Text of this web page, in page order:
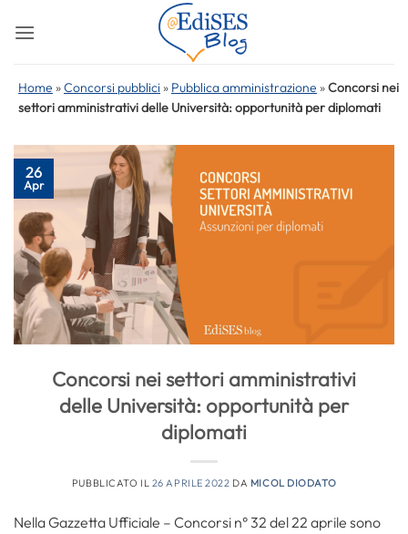
Home »Concorsi pubblici » Pubblica amministrazione »Concorsi nei
settori amministrativi delle Università: opportunità per diplomati
26
Apr
Concorsi nei settori amministrativi
delle Università: opportunità per
diplomati
PUBBLICATO IL 26 APRILE 2022 DA MICOL DIODATO
Nella Gazzetta Ufficiale – Concorsi n° 32 del 22 aprile sono